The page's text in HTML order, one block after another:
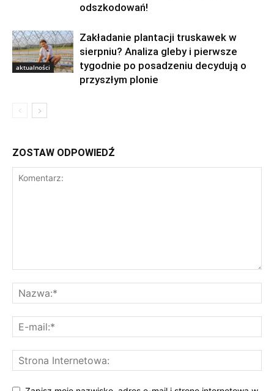
odszkodowań!
aktualności
Zakładanie plantacji truskawek w
sierpniu? Analiza gleby i pierwsze
tygodnie po posadzeniu decydują o
przyszłym plonie
ZOSTAW ODPOWIEDŹ